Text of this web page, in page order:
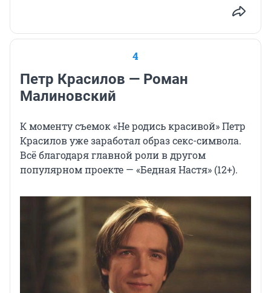
4
Петр Красилов — Роман
Малиновский
К моменту съемок «Не родись красивой» Петр
Красилов уже заработал образ секс-символа.
Всё благодаря главной роли в другом
популярном проекте — «Бедная Настя» (12+).